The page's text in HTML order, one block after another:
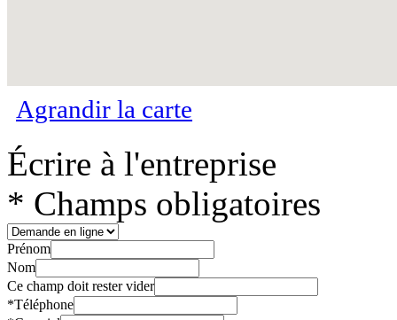
Agrandir la carte
Écrire à l'entreprise
* Champs obligatoires
Prénom
Nom
Ce champ doit rester vider
*Téléphone